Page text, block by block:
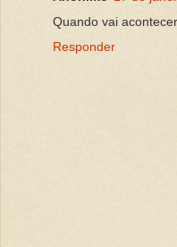
Quando vai
Responder